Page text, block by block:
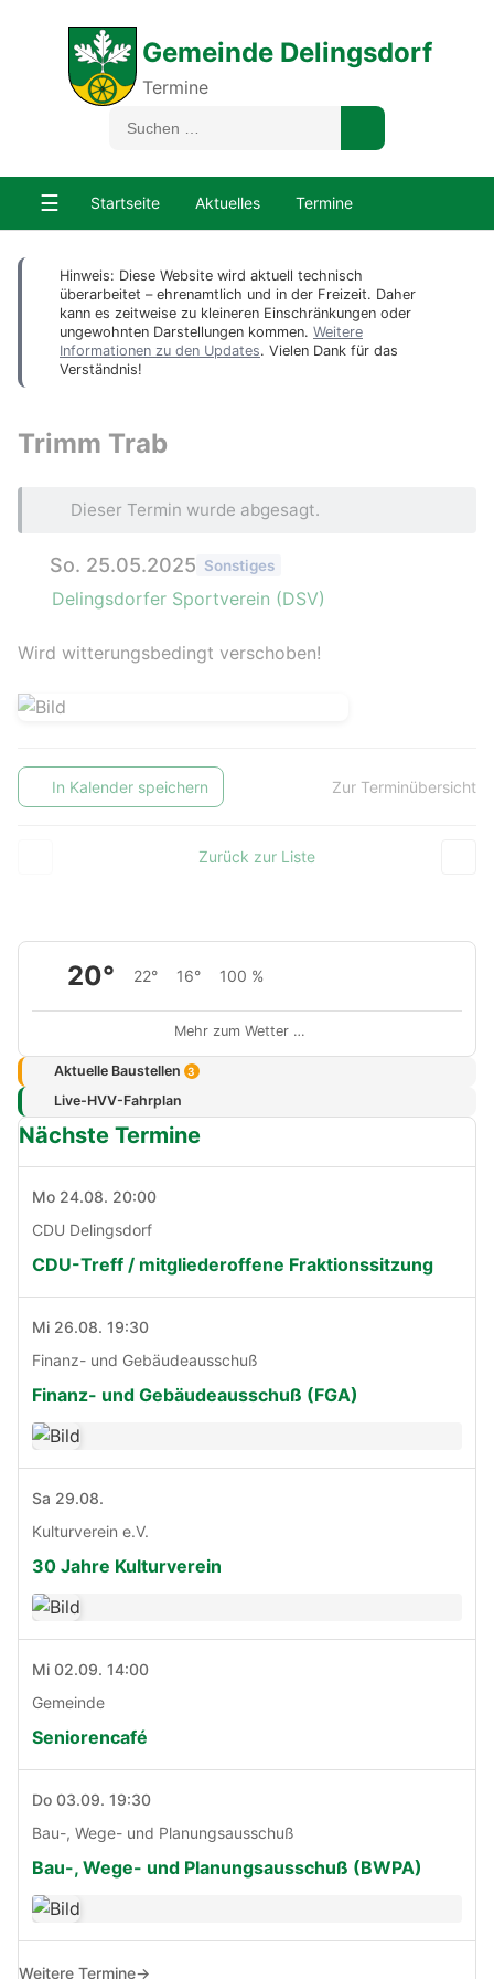
Gemeinde Delingsdorf
Termine
☰ Startseite Aktuelles Termine
Hinweis: Diese Website wird aktuell technisch
überarbeitet – ehrenamtlich und in der Freizeit. Daher
kann es zeitweise zu kleineren Einschränkungen oder
ungewohnten Darstellungen kommen. Weitere
Informationen zu den Updates. Vielen Dank für das
Verständnis!
Trimm Trab
Dieser Termin wurde abgesagt.
So. 25.05.2025 Sonstiges
Delingsdorfer Sportverein (DSV)
Wird witterungsbedingt verschoben!
In Kalender speichern Zur Terminübersicht
Zurück zur Liste
20° 22° 16° 100 %
Mehr zum Wetter …
Aktuelle Baustellen 3
Live-HVV-Fahrplan
Nächste Termine
Mo 24.08. 20:00
CDU Delingsdorf
CDU-Treff / mitgliederoffene Fraktionssitzung
Mi 26.08. 19:30
Finanz- und Gebäudeausschuß
Finanz- und Gebäudeausschuß (FGA)
Sa 29.08.
Kulturverein e.V.
30 Jahre Kulturverein
Mi 02.09. 14:00
Gemeinde
Seniorencafé
Do 03.09. 19:30
Bau-, Wege- und Planungsausschuß
Bau-, Wege- und Planungsausschuß (BWPA)
Weitere Termine→